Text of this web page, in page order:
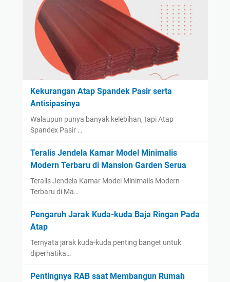
Kekurangan Atap Spandek Pasir serta
Antisipasinya
Walaupun punya banyak kelebihan, tapi Atap
Spandex Pasir …
Teralis Jendela Kamar Model Minimalis
Modern Terbaru di Mansion Garden Serua
Teralis Jendela Kamar Model Minimalis Modern
Terbaru di Ma…
Pengaruh Jarak Kuda-kuda Baja Ringan Pada
Atap
Ternyata jarak kuda-kuda penting banget untuk
diperhatika…
Pentingnya RAB saat Membangun Rumah